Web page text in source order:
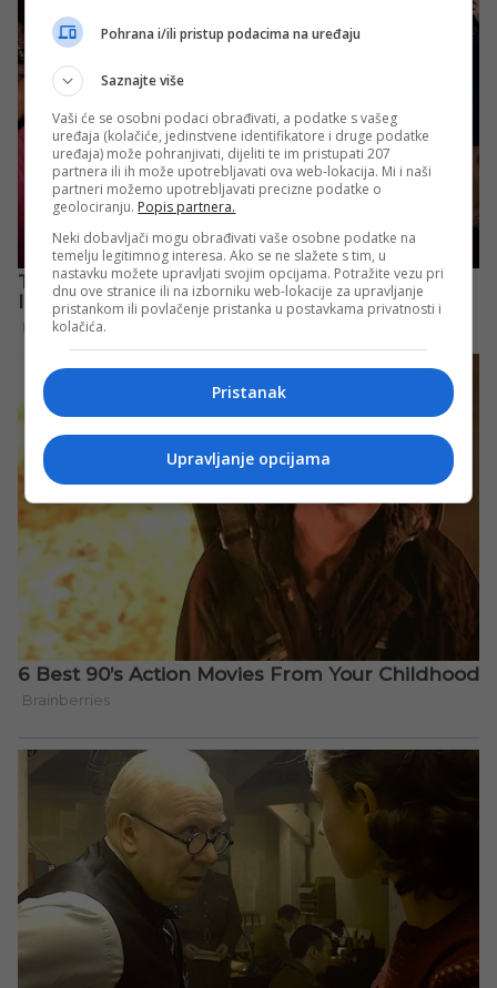
Pohrana i/ili pristup podacima na uređaju
Saznajte više
Vaši će se osobni podaci obrađivati, a podatke s vašeg
uređaja (kolačiće, jedinstvene identifikatore i druge podatke
uređaja) može pohranjivati, dijeliti te im pristupati 207
partnera ili ih može upotrebljavati ova web-lokacija. Mi i naši
partneri možemo upotrebljavati precizne podatke o
geolociranju. Popis partnera.
Neki dobavljači mogu obrađivati vaše osobne podatke na
temelju legitimnog interesa. Ako se ne slažete s tim, u
nastavku možete upravljati svojim opcijama. Potražite vezu pri
dnu ove stranice ili na izborniku web-lokacije za upravljanje
pristankom ili povlačenje pristanka u postavkama privatnosti i
kolačića.
Pristanak
Upravljanje opcijama